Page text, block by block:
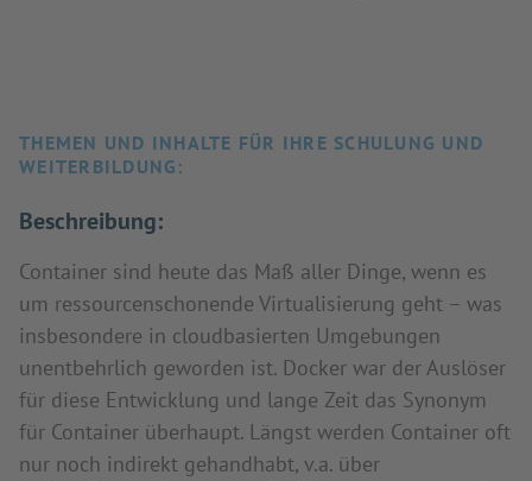
THEMEN UND INHALTE FÜR IHRE SCHULUNG UND
WEITERBILDUNG:
Beschreibung:
Container sind heute das Maß aller Dinge, wenn es
um ressourcenschonende Virtualisierung geht – was
insbesondere in cloudbasierten Umgebungen
unentbehrlich geworden ist. Docker war der Auslöser
für diese Entwicklung und lange Zeit das Synonym
für Container überhaupt. Längst werden Container oft
nur noch indirekt gehandhabt, v.a. über